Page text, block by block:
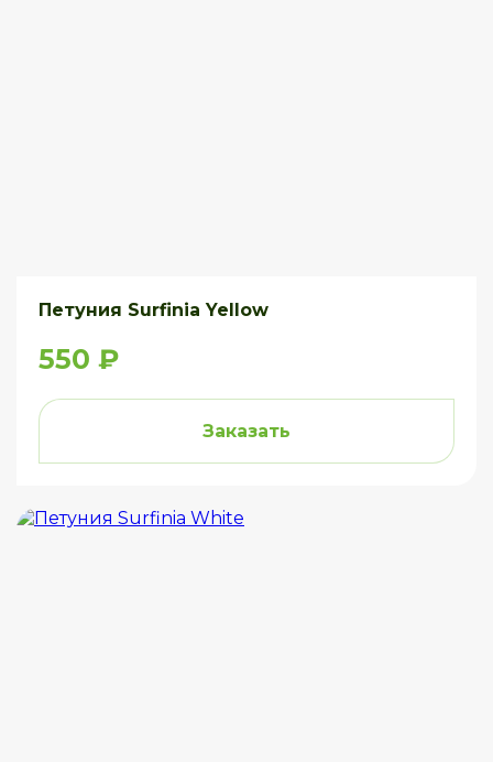
Петуния Surfinia Yellow
550 ₽
Заказать